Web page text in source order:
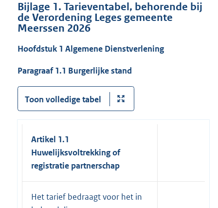
Bijlage 1. Tarieventabel, behorende bij
de Verordening Leges gemeente
Meerssen 2026
Hoofdstuk 1 Algemene Dienstverlening
Paragraaf 1.1 Burgerlijke stand
Toon volledige tabel
Artikel 1.1
Huwelijksvoltrekking of
registratie partnerschap
Het tarief bedraagt voor het in